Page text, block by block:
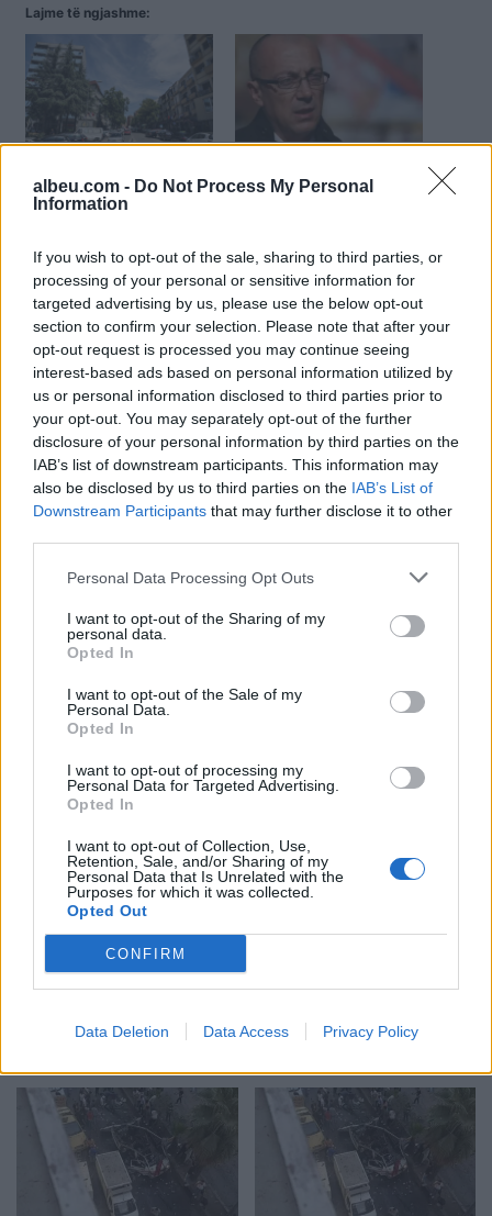
albeu.com - Do Not Process My Personal
Information
If you wish to opt-out of the sale, sharing to third parties, or
processing of your personal or sensitive information for
targeted advertising by us, please use the below opt-out
section to confirm your selection. Please note that after your
opt-out request is processed you may continue seeing
interest-based ads based on personal information utilized by
us or personal information disclosed to third parties prior to
your opt-out. You may separately opt-out of the further
disclosure of your personal information by third parties on the
IAB’s list of downstream participants. This information may
also be disclosed by us to third parties on the IAB’s List of
Downstream Participants that may further disclose it to other
Personal Data Processing Opt Outs
I want to opt-out of the Sharing of my
personal data.
Opted In
I want to opt-out of the Sale of my
Personal Data.
Opted In
I want to opt-out of processing my
Personal Data for Targeted Advertising.
Opted In
I want to opt-out of Collection, Use,
Retention, Sale, and/or Sharing of my
Personal Data that Is Unrelated with the
Purposes for which it was collected.
Opted Out
CONFIRM
Data Deletion Data Access Privacy Policy
Lajme të ngjashme:
Zeqiri për drejtimin e
kryetarët serb: S’ka pasur
Lista Serbe të shtunën
serbëve nga institucionet
Protestat e dhunshme të
serbëve në Kosovë, KFOR
rrethon me tela me
gjemba komunën e
Zveçanit
Shtuarmë6.11.2022 10:33
Tags:
keshilltaret , komunat veriore
kosova , kryetaret